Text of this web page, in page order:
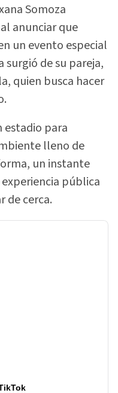
Somoza
anunciar que
un evento especial
surgió de su pareja,
quien busca hacer
para
lleno de
un instante
pública
de cerca.